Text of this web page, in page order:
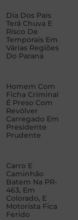
Dia Dos Pais
Terá Chuva E
Risco De
Temporais Em
Várias Regiões
Do Paraná
Homem Com
Ficha Criminal
É Preso Com
Revólver
Carregado Em
Presidente
Prudente
Carro E
Caminhão
Batem Na PR-
463, Em
Colorado, E
Motorista Fica
Ferido